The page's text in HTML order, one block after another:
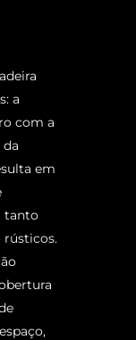
a
com a
em
tanto
rústicos.